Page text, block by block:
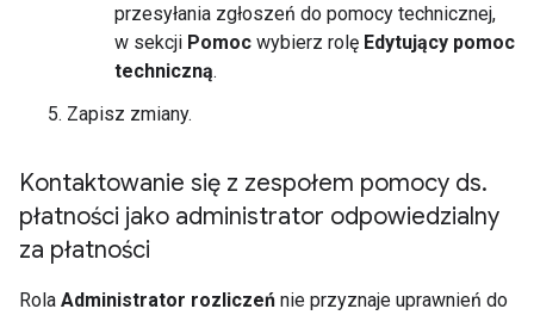
przesyłania zgłoszeń do pomocy technicznej,
w sekcji Pomoc wybierz rolę Edytujący pomoc
techniczną.
Zapisz zmiany.
Kontaktowanie się z zespołem pomocy ds.
płatności jako administrator odpowiedzialny
za płatności
Rola Administrator rozliczeń nie przyznaje uprawnień do